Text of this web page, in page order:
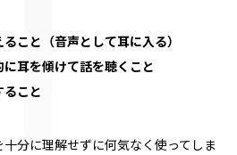
と（音声として耳に入る）
耳を傾けて話を聴くこと
こと
分に理解せずに何気なく使ってしま